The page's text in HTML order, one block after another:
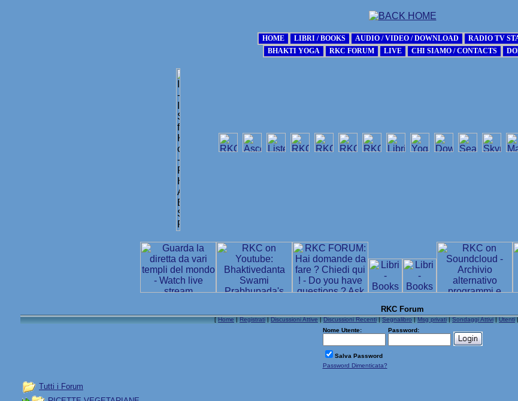
RKC Forum
[Home|Registrati|Discussioni Attive|Discussioni Recenti|Segnalibro|Msg privati|Sondaggi Attivi|Utenti
Nome Utente:
Password:
Salva Password
Password Dimenticata?
Tutti i Forum